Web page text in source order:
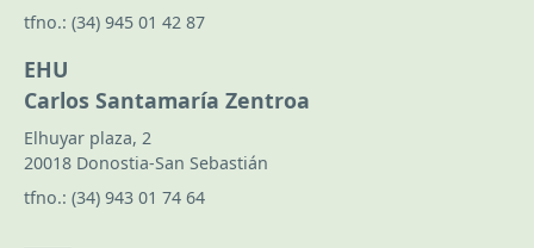
tfno.: (34) 945 01 42 87
EHU
Carlos Santamaría Zentroa
Elhuyar plaza, 2
20018 Donostia-San Sebastián
tfno.: (34) 943 01 74 64